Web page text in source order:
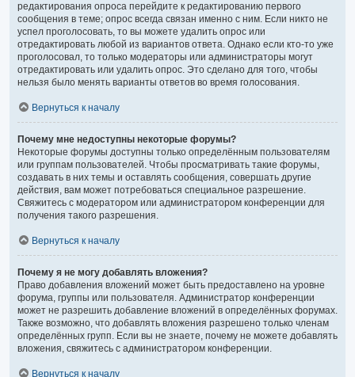
редактирования опроса перейдите к редактированию первого
сообщения в теме; опрос всегда связан именно с ним. Если никто не
успел проголосовать, то вы можете удалить опрос или
отредактировать любой из вариантов ответа. Однако если кто-то уже
проголосовал, то только модераторы или администраторы могут
отредактировать или удалить опрос. Это сделано для того, чтобы
нельзя было менять варианты ответов во время голосования.
Вернуться к началу
Почему мне недоступны некоторые форумы?
Некоторые форумы доступны только определённым пользователям
или группам пользователей. Чтобы просматривать такие форумы,
создавать в них темы и оставлять сообщения, совершать другие
действия, вам может потребоваться специальное разрешение.
Свяжитесь с модератором или администратором конференции для
получения такого разрешения.
Вернуться к началу
Почему я не могу добавлять вложения?
Право добавления вложений может быть предоставлено на уровне
форума, группы или пользователя. Администратор конференции
может не разрешить добавление вложений в определённых форумах.
Также возможно, что добавлять вложения разрешено только членам
определённых групп. Если вы не знаете, почему не можете добавлять
вложения, свяжитесь с администратором конференции.
Вернуться к началу